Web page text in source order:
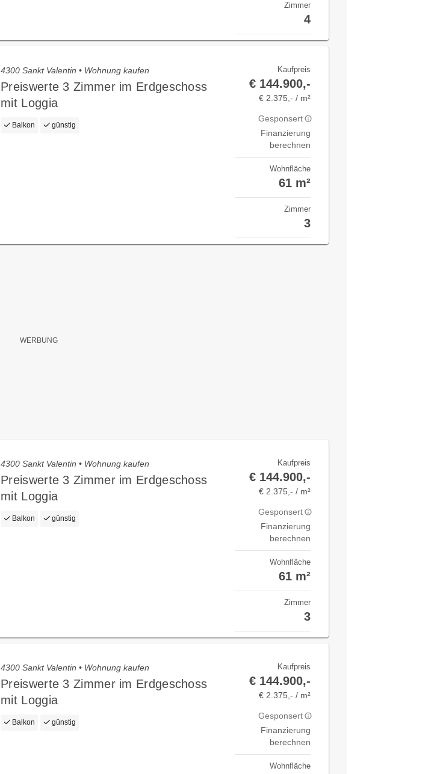
Zimmer
4
4300 Sankt Valentin • Wohnung kaufen
Preiswerte 3 Zimmer im Erdgeschoss
mit Loggia
Balkon günstig
Kaufpreis
€ 144.900,-
€ 2.375,- / m²
Gesponsert
Finanzierung
berechnen
Wohnfläche
61 m²
Zimmer
3
4300 Sankt Valentin • Wohnung kaufen
Preiswerte 3 Zimmer im Erdgeschoss
mit Loggia
Balkon günstig
Kaufpreis
€ 144.900,-
€ 2.375,- / m²
Gesponsert
Finanzierung
berechnen
Wohnfläche
61 m²
Zimmer
3
4300 Sankt Valentin • Wohnung kaufen
Preiswerte 3 Zimmer im Erdgeschoss
mit Loggia
Balkon günstig
Kaufpreis
€ 144.900,-
€ 2.375,- / m²
Gesponsert
Finanzierung
berechnen
Wohnfläche